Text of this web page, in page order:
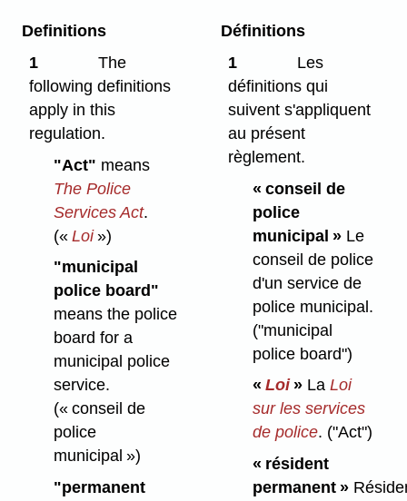
Definitions
1
The
following definitions
apply in this
regulation.
"Act" means
The Police
Services Act.
(« Loi»)
"municipal
police board"
means the police
board for a
municipal police
service.
(« conseil de
police
municipal »)
"permanent
Définitions
1
Les
définitions qui
suivent s'appliquent
au présent
règlement.
« conseil de
police
municipal »Le
conseil de police
d'un service de
police municipal.
("municipal
police board")
« Loi»La Loi
sur les services
de police. ("Act")
« résident
permanent »